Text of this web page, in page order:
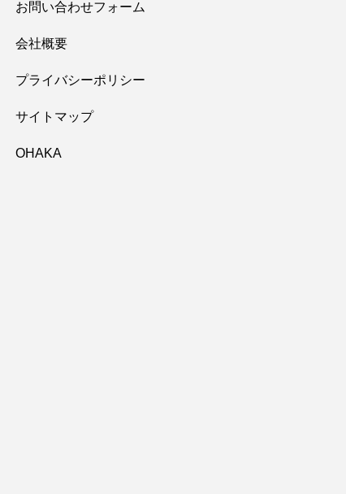
お問い合わせフォーム
会社概要
プライバシーポリシー
サイトマップ
OHAKA